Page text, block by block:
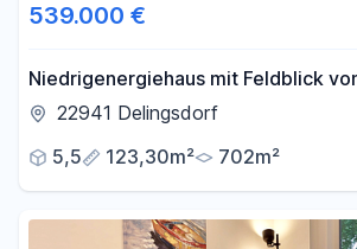
539.000 €
Niedrigenergiehaus mit Feldblick
22941 Delingsdorf
5,5
123,30m² 702m²